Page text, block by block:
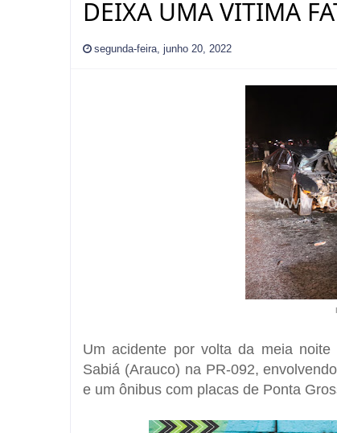
DEIXA UMA VITIMA
segunda-feira, junho 20, 2022
Um acidente por volta da meia
Sabiá (Arauco) na PR-092,
e um ônibus com placas de Ponta